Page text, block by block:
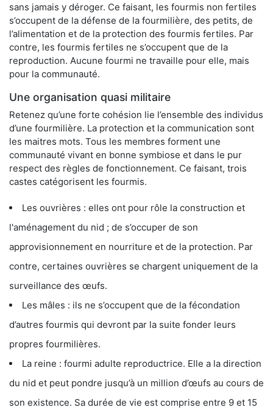
sans jamais y déroger. Ce faisant, les fourmis non fertiles
s’occupent de la défense de la fourmilière, des petits, de
l’alimentation et de la protection des fourmis fertiles. Par
contre, les fourmis fertiles ne s’occupent que de la
reproduction. Aucune fourmi ne travaille pour elle, mais
pour la communauté.
Une organisation quasi militaire
Retenez qu’une forte cohésion lie l’ensemble des individus
d’une fourmilière. La protection et la communication sont
les maitres mots. Tous les membres forment une
communauté vivant en bonne symbiose et dans le pur
respect des règles de fonctionnement. Ce faisant, trois
castes catégorisent les fourmis.
Les ouvrières : elles ont pour rôle la construction et
l'aménagement du nid ; de s’occuper de son
approvisionnement en nourriture et de la protection. Par
contre, certaines ouvrières se chargent uniquement de la
surveillance des œufs.
Les mâles : ils ne s’occupent que de la fécondation
d’autres fourmis qui devront par la suite fonder leurs
propres fourmilières.
La reine : fourmi adulte reproductrice. Elle a la direction
du nid et peut pondre jusqu’à un million d’œufs au cours de
son existence. Sa durée de vie est comprise entre 9 et 15